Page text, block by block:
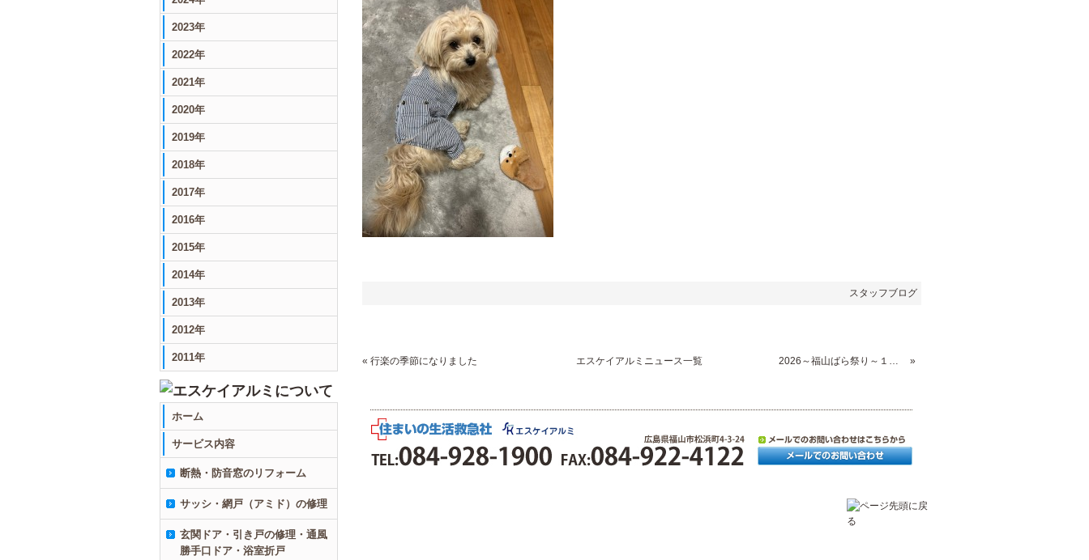
2023年
2022年
2021年
2020年
2019年
2018年
2017年
2016年
2015年
2014年
2013年
2012年
2011年
ホーム
サービス内容
断熱・防音窓のリフォーム
サッシ・網戸（アミド）の修理
玄関ドア・引き戸の修理・通風
勝手口ドア・浴室折戸
スタッフブログ
« 行楽の季節になりました エスケイアルミニュース一覧 2026～福山ばら祭り～１００万本のバラ »